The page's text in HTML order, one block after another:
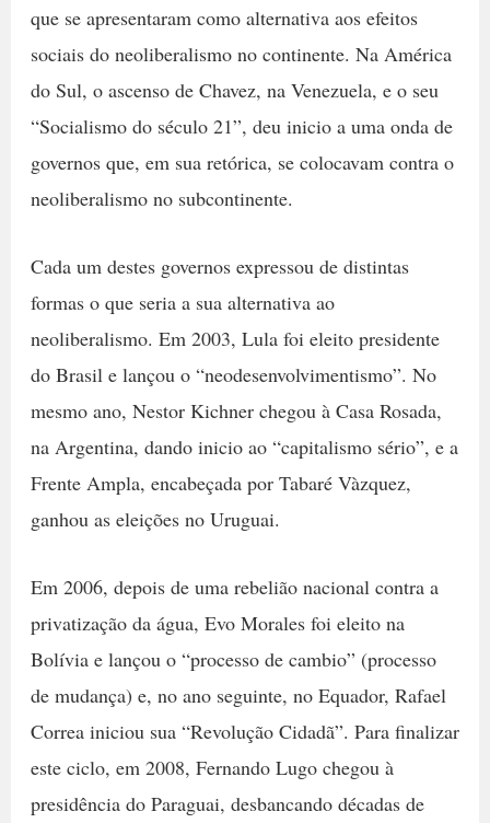
que se apresentaram como alternativa aos efeitos
sociais do neoliberalismo no continente. Na América
do Sul, o ascenso de Chavez, na Venezuela, e o seu
“Socialismo do século 21”, deu inicio a uma onda de
governos que, em sua retórica, se colocavam contra o
neoliberalismo no subcontinente.
Cada um destes governos expressou de distintas
formas o que seria a sua alternativa ao
neoliberalismo. Em 2003, Lula foi eleito presidente
do Brasil e lançou o “neodesenvolvimentismo”. No
mesmo ano, Nestor Kichner chegou à Casa Rosada,
na Argentina, dando inicio ao “capitalismo sério”, e a
Frente Ampla, encabeçada por Tabaré Vàzquez,
ganhou as eleições no Uruguai.
Em 2006, depois de uma rebelião nacional contra a
privatização da água, Evo Morales foi eleito na
Bolívia e lançou o “processo de cambio” (processo
de mudança) e, no ano seguinte, no Equador, Rafael
Correa iniciou sua “Revolução Cidadã”. Para finalizar
este ciclo, em 2008, Fernando Lugo chegou à
presidência do Paraguai, desbancando décadas de